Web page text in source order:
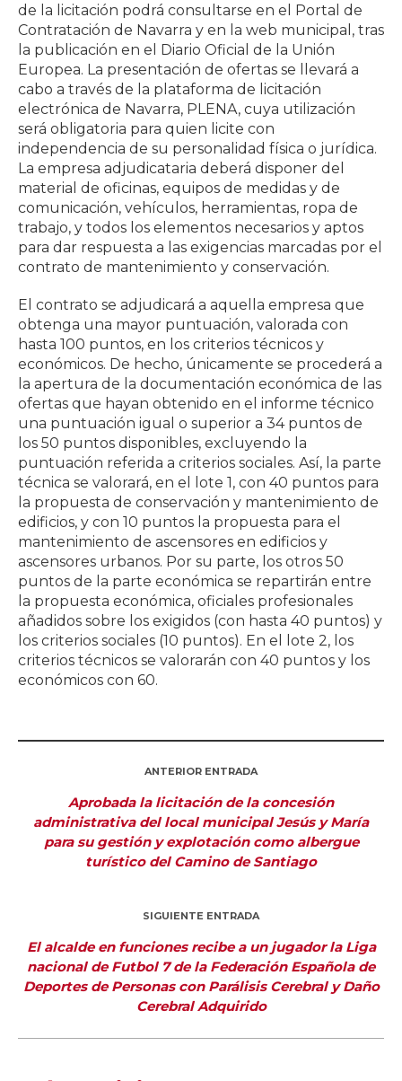
de la licitación podrá consultarse en el Portal de
Contratación de Navarra y en la web municipal, tras
la publicación en el Diario Oficial de la Unión
Europea. La presentación de ofertas se llevará a
cabo a través de la plataforma de licitación
electrónica de Navarra, PLENA, cuya utilización
será obligatoria para quien licite con
independencia de su personalidad física o jurídica.
La empresa adjudicataria deberá disponer del
material de oficinas, equipos de medidas y de
comunicación, vehículos, herramientas, ropa de
trabajo, y todos los elementos necesarios y aptos
para dar respuesta a las exigencias marcadas por el
contrato de mantenimiento y conservación.
El contrato se adjudicará a aquella empresa que
obtenga una mayor puntuación, valorada con
hasta 100 puntos, en los criterios técnicos y
económicos. De hecho, únicamente se procederá a
la apertura de la documentación económica de las
ofertas que hayan obtenido en el informe técnico
una puntuación igual o superior a 34 puntos de
los 50 puntos disponibles, excluyendo la
puntuación referida a criterios sociales. Así, la parte
técnica se valorará, en el lote 1, con 40 puntos para
la propuesta de conservación y mantenimiento de
edificios, y con 10 puntos la propuesta para el
mantenimiento de ascensores en edificios y
ascensores urbanos. Por su parte, los otros 50
puntos de la parte económica se repartirán entre
la propuesta económica, oficiales profesionales
añadidos sobre los exigidos (con hasta 40 puntos) y
los criterios sociales (10 puntos). En el lote 2, los
criterios técnicos se valorarán con 40 puntos y los
económicos con 60.
ANTERIOR ENTRADA
Aprobada la licitación de la concesión
administrativa del local municipal Jesús y María
para su gestión y explotación como albergue
turístico del Camino de Santiago
SIGUIENTE ENTRADA
El alcalde en funciones recibe a un jugador la Liga
nacional de Futbol 7 de la Federación Española de
Deportes de Personas con Parálisis Cerebral y Daño
Cerebral Adquirido